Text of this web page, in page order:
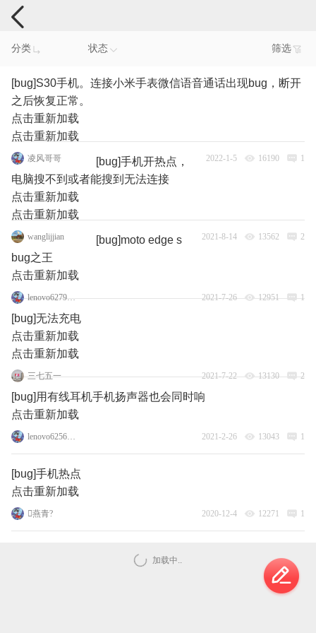
手机反馈
分类 状态 筛选
[bug]S30手机。连接小米手表微信语音通话出现bug，断开
之后恢复正常。
点击重新加载
点击重新加载
凌风哥哥 2022-1-5 16190 1
[bug]手机开热点，
电脑搜不到或者能搜到无法连接
点击重新加载
点击重新加载
wanglijjian 2021-8-14 13562 2
[bug]moto edge s
bug之王
点击重新加载
lenovo62795586 2021-7-26 12951 1
[bug]无法充电
点击重新加载
点击重新加载
三七五一 2021-7-22 13130 2
[bug]用有线耳机手机扬声器也会同时响
点击重新加载
lenovo62564279 2021-2-26 13043 1
[bug]手机热点
点击重新加载
燕青? 2020-12-4 12271 1
加载中..